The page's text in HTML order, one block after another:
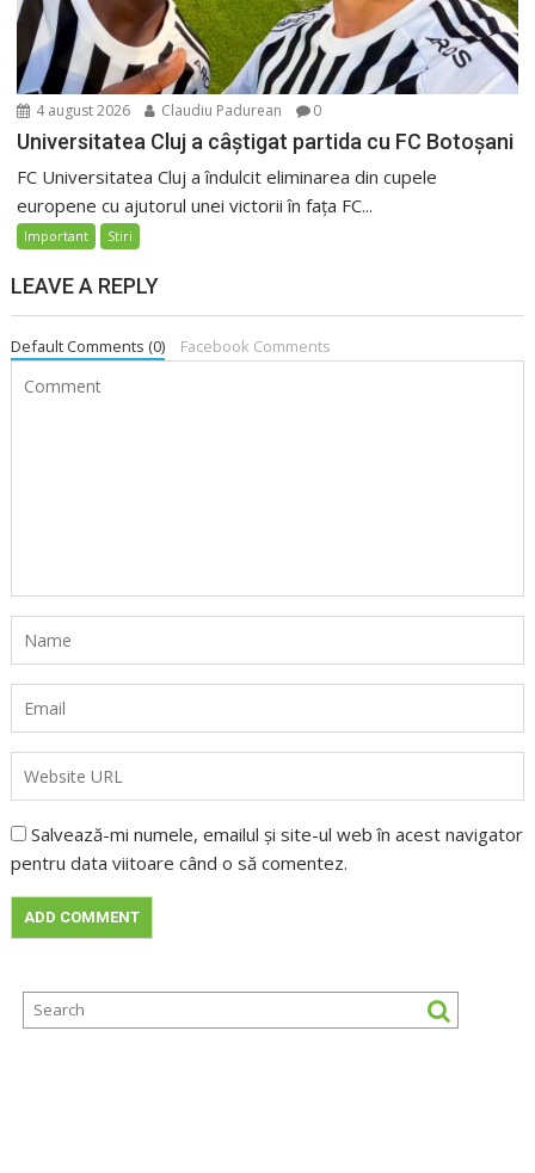
4 august 2026 Claudiu Padurean 0
Universitatea Cluj a câștigat partida cu FC Botoșani
FC Universitatea Cluj a îndulcit eliminarea din cupele
europene cu ajutorul unei victorii în fața FC...
Important Stiri
LEAVE A REPLY
Default Comments (0) Facebook Comments
Salvează-mi numele, emailul și site-ul web în acest navigator
pentru data viitoare când o să comentez.